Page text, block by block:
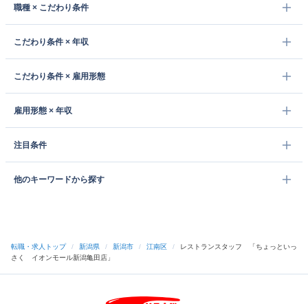
職種 × こだわり条件
こだわり条件 × 年収
こだわり条件 × 雇用形態
雇用形態 × 年収
注目条件
他のキーワードから探す
転職・求人トップ / 新潟県 / 新潟市 / 江南区 /
レストランスタッフ 「ちょっといっ
さく イオンモール新潟亀田店」